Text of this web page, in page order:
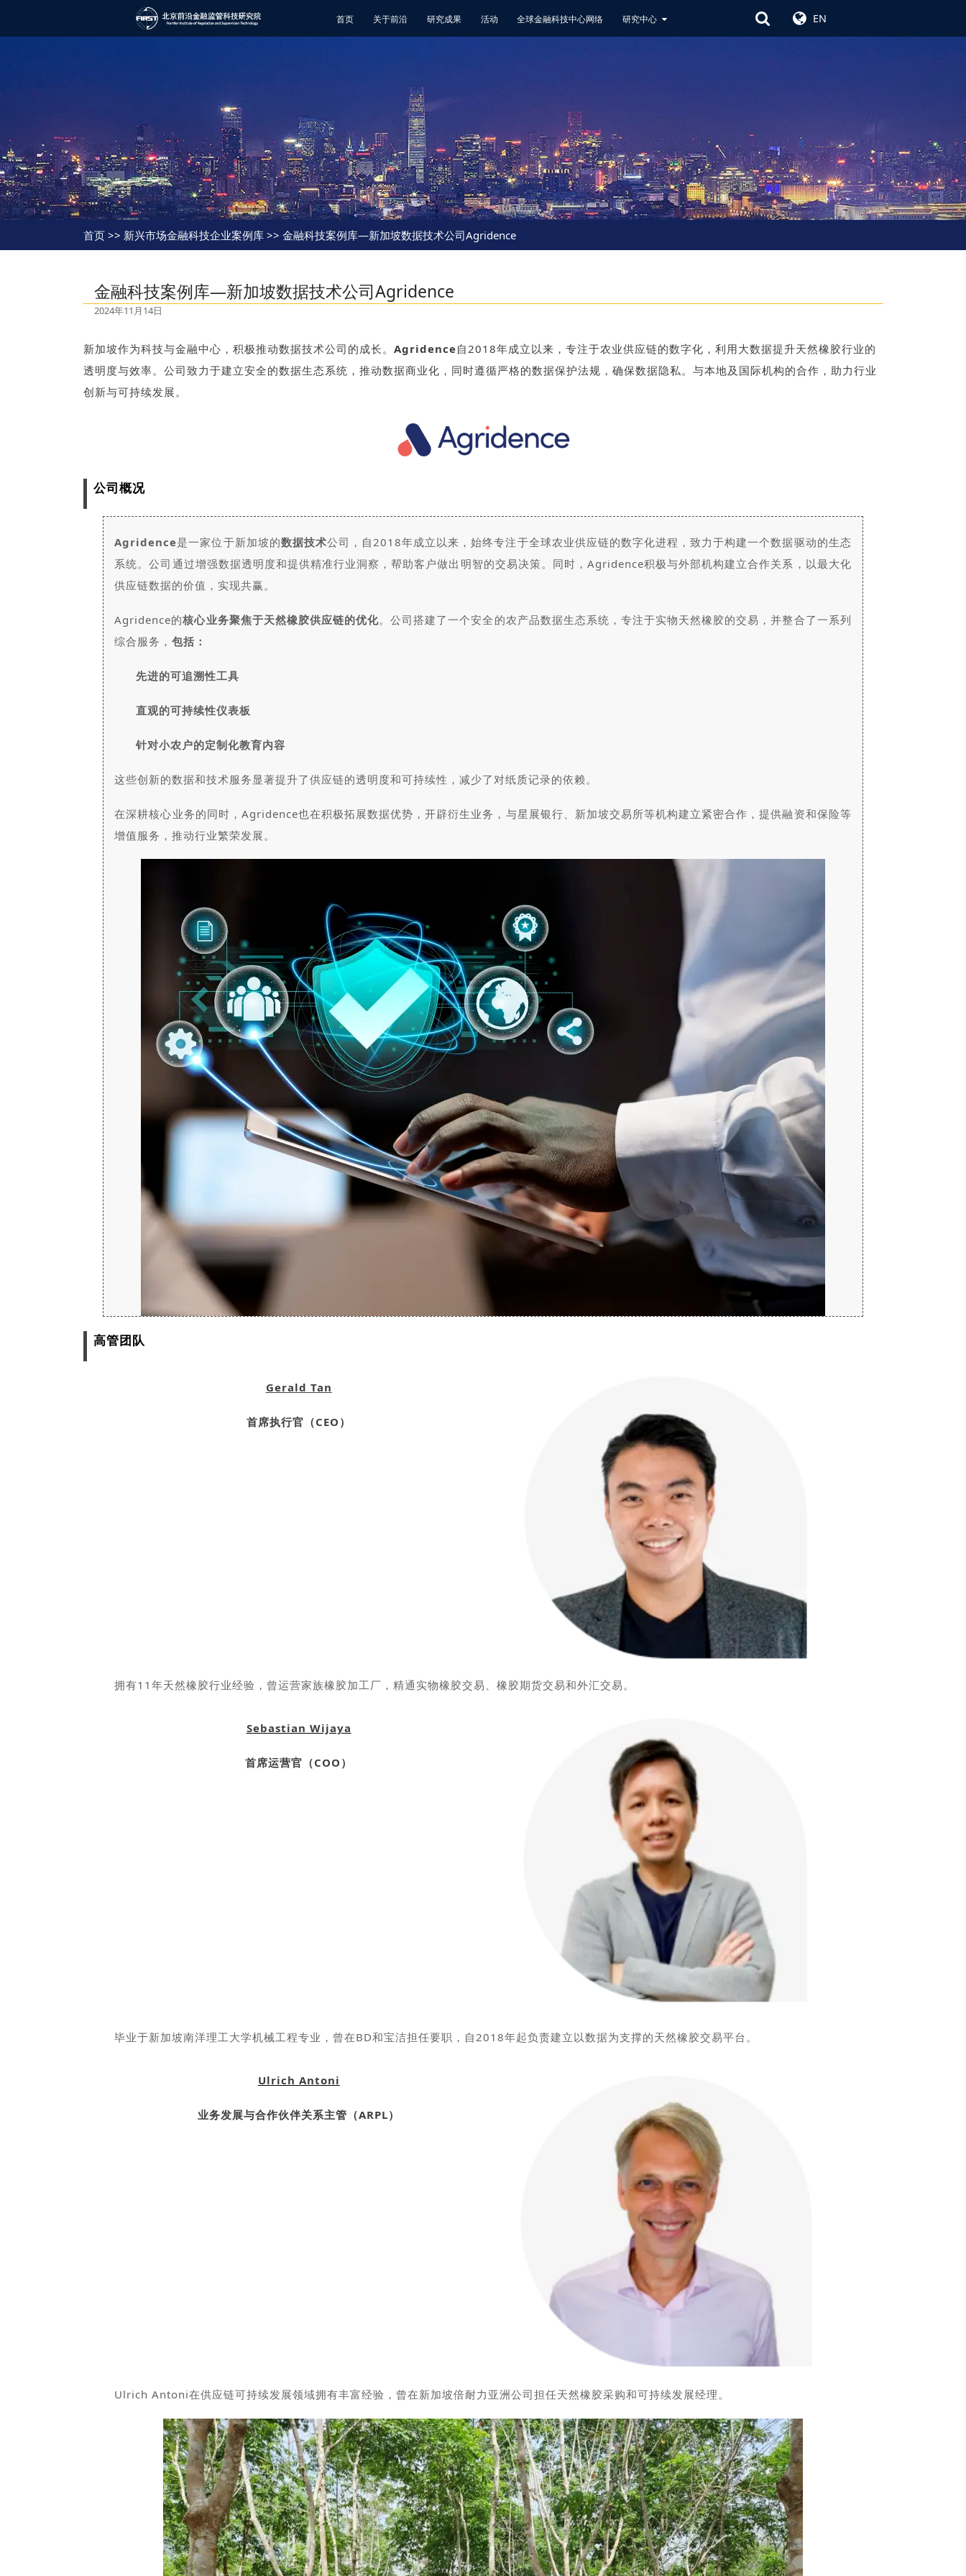
首页 关于前沿 研究成果 活动 全球金融科技中心网络 研究中心 EN
首页>> 新兴市场金融科技企业案例库 >> 金融科技案例库—新加坡数据技术公司Agridence
金融科技案例库—新加坡数据技术公司Agridence
2024年11月14日
新加坡作为科技与金融中心，积极推动数据技术公司的成长。 Agridence自2018年成立以来，专注于农业供应链的数字化，利用大数据提升天然橡胶行业的
透明度与效率。公司致力于建立安全的数据生态系统，推动数据商业化，同时遵循严格的数据保护法规，确保数据隐私。与本地及国际机构的合作，助力行业
创新与可持续发展。
公司概况
Agridence是一家位于新加坡的数据技术公司，自2018年成立以来，始终专注于全球农业供应链的数字化进程，致力于构建一个数据驱动的生态
系统。公司通过增强数据透明度和提供精准行业洞察，帮助客户做出明智的交易决策。同时，Agridence积极与外部机构建立合作关系，以最大化
供应链数据的价值，实现共赢。
Agridence的核心业务聚焦于天然橡胶供应链的优化。公司搭建了一个安全的农产品数据生态系统，专注于实物天然橡胶的交易，并整合了一系列
综合服务，包括：
先进的可追溯性工具
直观的可持续性仪表板
针对小农户的定制化教育内容
这些创新的数据和技术服务显著提升了供应链的透明度和可持续性，减少了对纸质记录的依赖。
在深耕核心业务的同时，Agridence也在积极拓展数据优势，开辟衍生业务，与星展银行、新加坡交易所等机构建立紧密合作，提供融资和保险等
增值服务，推动行业繁荣发展。
高管团队
Gerald Tan
首席执行官（CEO）
拥有11年天然橡胶行业经验，曾运营家族橡胶加工厂，精通实物橡胶交易、橡胶期货交易和外汇交易。
Sebastian Wijaya
首席运营官（COO）
毕业于新加坡南洋理工大学机械工程专业，曾在BD和宝洁担任要职，自2018年起负责建立以数据为支撑的天然橡胶交易平台。
Ulrich Antoni
业务发展与合作伙伴关系主管（ARPL）
Ulrich Antoni在供应链可持续发展领域拥有丰富经验，曾在新加坡倍耐力亚洲公司担任天然橡胶采购和可持续发展经理。